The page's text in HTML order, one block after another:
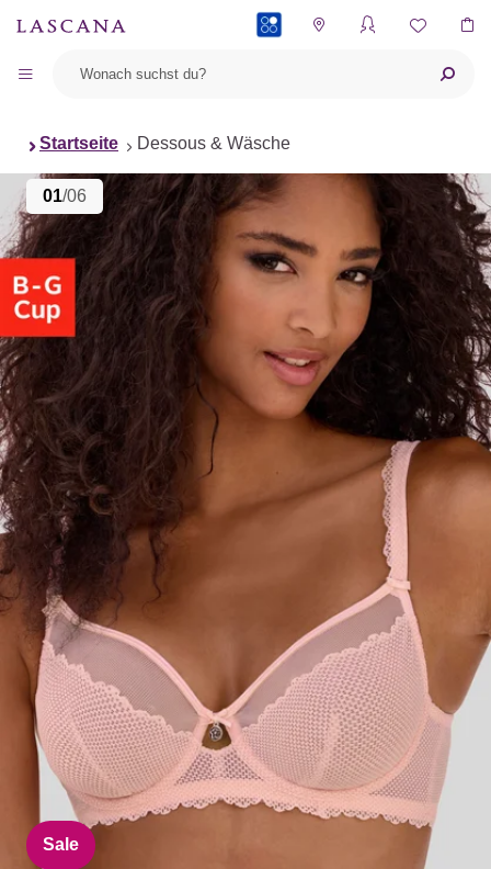
Startseite Dessous & Wäsche
01/06
Sale